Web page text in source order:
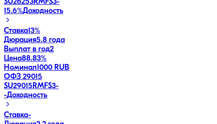
SU26253RMFS3-
15.6%Доходность
Ставка13%
Дюрация5.8 года
Выплат в год2
Цена88.83%
Номинал1000 RUB
ОФЗ 29015
SU29015RMFS3-
-Доходность
Ставка-